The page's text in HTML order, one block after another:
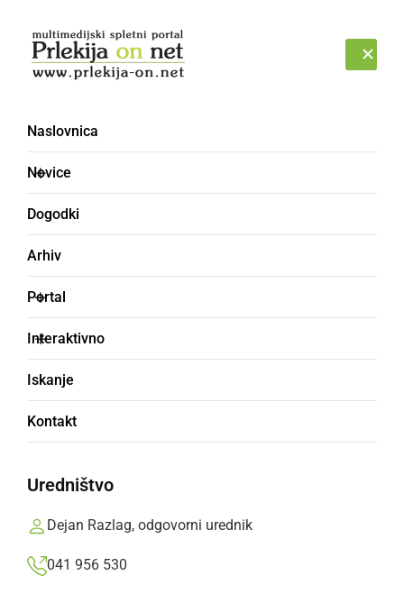
Naslovnica
Novice
Dogodki
Arhiv
Portal
Interaktivno
Iskanje
Kontakt
Uredništvo
Dejan Razlag, odgovorni urednik
041 956 530
Nova vas pri Ptuju
ČRNA KRONIKA
Trčila štiri osebna vozila, dve osebi sta se
poškodovali
četrtek, 3. september 2020 ob 15:31
Popularne rubrike novic